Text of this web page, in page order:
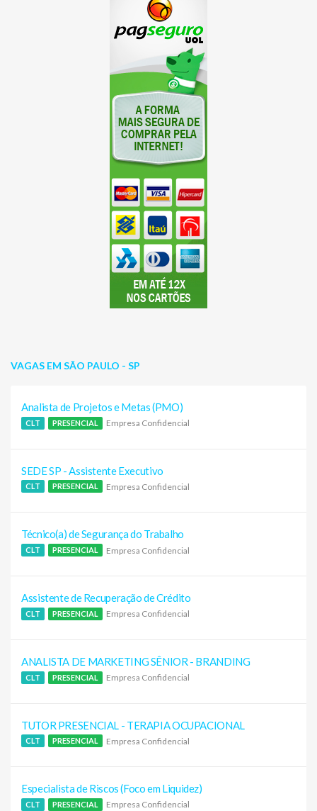
VAGAS EM SÃO PAULO - SP
Analista de Projetos e Metas (PMO)
CLT PRESENCIAL Empresa Confidencial
SEDE SP - Assistente Executivo
CLT PRESENCIAL Empresa Confidencial
Técnico(a) de Segurança do Trabalho
CLT PRESENCIAL Empresa Confidencial
Assistente de Recuperação de Crédito
CLT PRESENCIAL Empresa Confidencial
ANALISTA DE MARKETING SÊNIOR - BRANDING
CLT PRESENCIAL Empresa Confidencial
TUTOR PRESENCIAL - TERAPIA OCUPACIONAL
CLT PRESENCIAL Empresa Confidencial
Especialista de Riscos (Foco em Liquidez)
CLT PRESENCIAL Empresa Confidencial